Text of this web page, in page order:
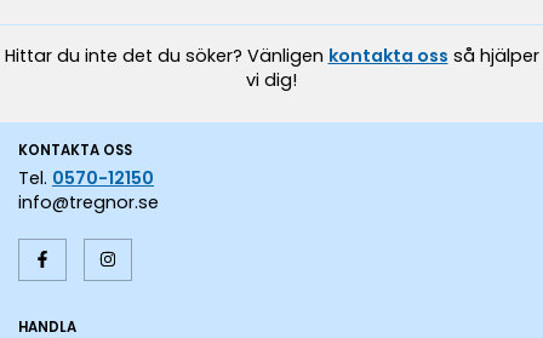
Hittar du inte det du söker? Vänligen kontakta oss så hjälper
vi dig!
KONTAKTA OSS
Tel. 0570-12150
info@tregnor.se
HANDLA